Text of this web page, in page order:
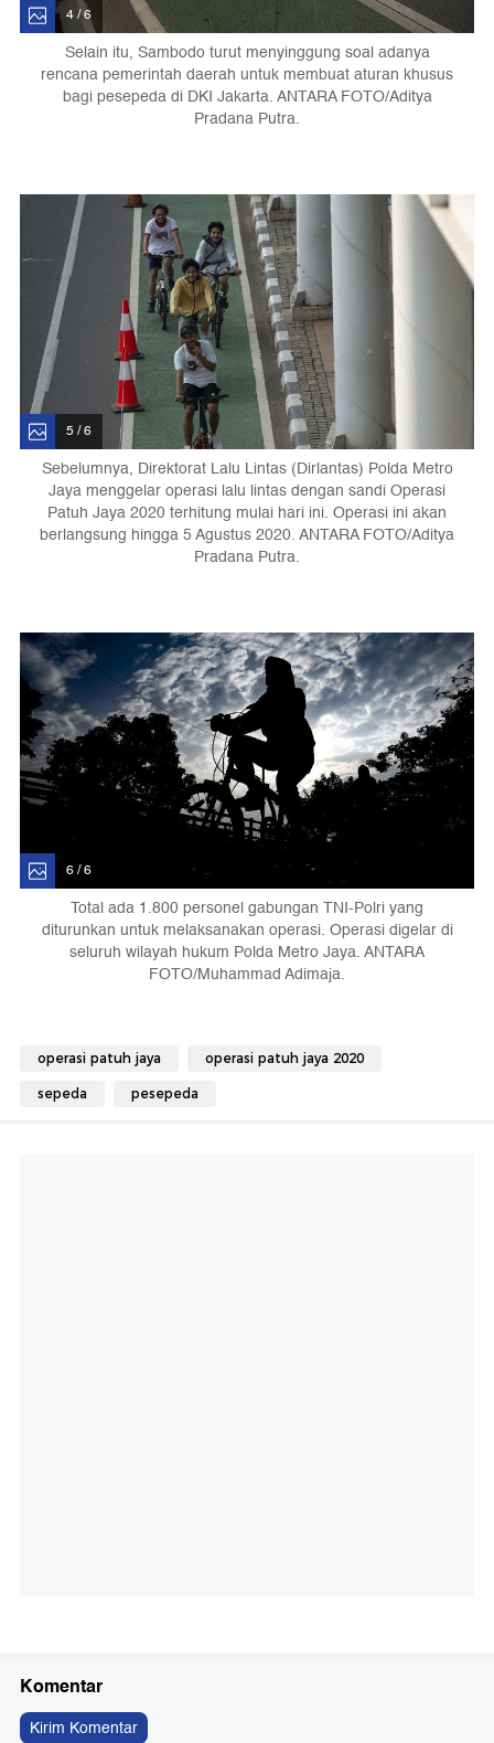
4 / 6
Selain itu, Sambodo turut menyinggung soal adanya
rencana pemerintah daerah untuk membuat aturan khusus
bagi pesepeda di DKI Jakarta. ANTARA FOTO/Aditya
Pradana Putra.
5 / 6
Sebelumnya, Direktorat Lalu Lintas (Dirlantas) Polda Metro
Jaya menggelar operasi lalu lintas dengan sandi Operasi
Patuh Jaya 2020 terhitung mulai hari ini. Operasi ini akan
berlangsung hingga 5 Agustus 2020. ANTARA FOTO/Aditya
Pradana Putra.
6 / 6
Total ada 1.800 personel gabungan TNI-Polri yang
diturunkan untuk melaksanakan operasi. Operasi digelar di
seluruh wilayah hukum Polda Metro Jaya. ANTARA
FOTO/Muhammad Adimaja.
operasi patuh jaya operasi patuh jaya 2020
sepeda pesepeda
Komentar
Kirim Komentar